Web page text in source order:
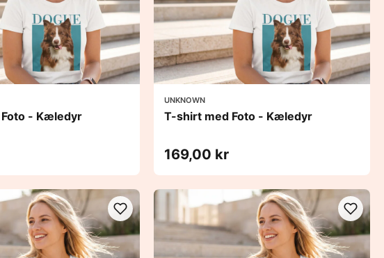
- Kæledyr
UNKNOWN
T-shirt med Foto - Kæledyr
169,00 kr